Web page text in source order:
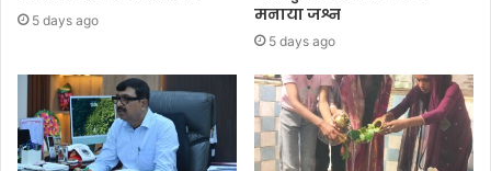
5 days ago
मनाया जश्न
5 days ago